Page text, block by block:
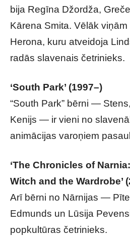
bija Regīna Džordža,
Kārena Smita. Vēlāk
Herona, kuru atveidoja
radās slavenais četrinieks.
‘South Park’ (1997–)
“South Park” bērni —
Kenijs — ir vieni no
animācijas varoņiem
‘The Chronicles of
Witch and the Wardrobe’
Arī bērni no Nārnijas —
Edmunds un Lūsija
popkultūras četrinieks.